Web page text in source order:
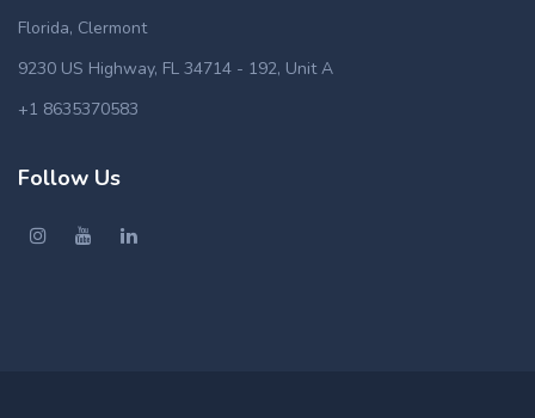
Florida, Clermont
9230 US Highway, FL 34714 - 192, Unit A
+1 8635370583
Follow Us